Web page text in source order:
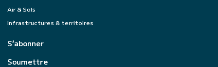
Air & Sols
Infrastructures & territoires
S’abonner
Soumettre